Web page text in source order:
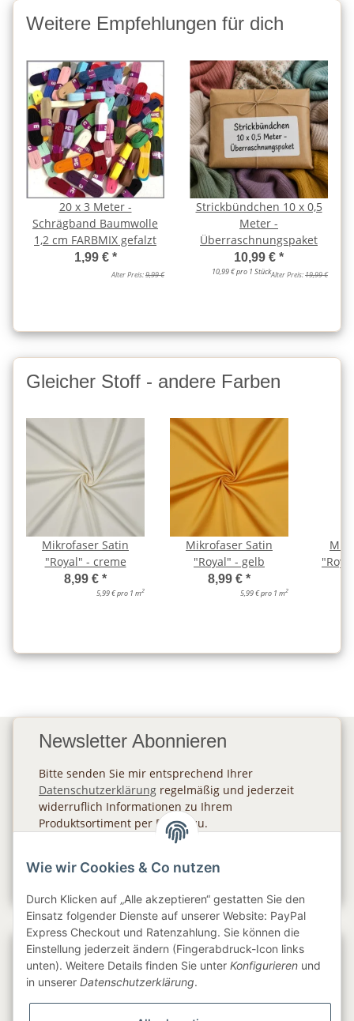
Weitere Empfehlungen für dich
20 x 3 Meter -
Schrägband Baumwolle
1,2 cm FARBMIX gefalzt
1,99 € *
Alter Preis:9,99 €
Strickbündchen 10 x 0,5
Meter -
Überraschnungspaket
10,99 € *
10,99 € pro 1 StückAlter Preis:19,99 €
Gleicher Stoff - andere Farben
Mikrofaser Satin
"Royal" - creme
8,99 € *
5,99 € pro 1 m2
Mikrofaser Satin
"Royal" - gelb
8,99 € *
5,99 € pro 1 m2
Newsletter Abonnieren
Bitte senden Sie mir entsprechend Ihrer
Datenschutzerklärung regelmäßig und jederzeit
widerruflich Informationen zu Ihrem
Produktsortiment per E-Mail zu.
Gesetzliche Informationen
Wie wir Cookies & Co nutzen
Durch Klicken auf „Alle akzeptieren“ gestatten Sie den
Einsatz folgender Dienste auf unserer Website: PayPal
Express Checkout und Ratenzahlung. Sie können die
Einstellung jederzeit ändern (Fingerabdruck-Icon links
unten). Weitere Details finden Sie unter Konfigurieren und
in unserer Datenschutzerklärung.